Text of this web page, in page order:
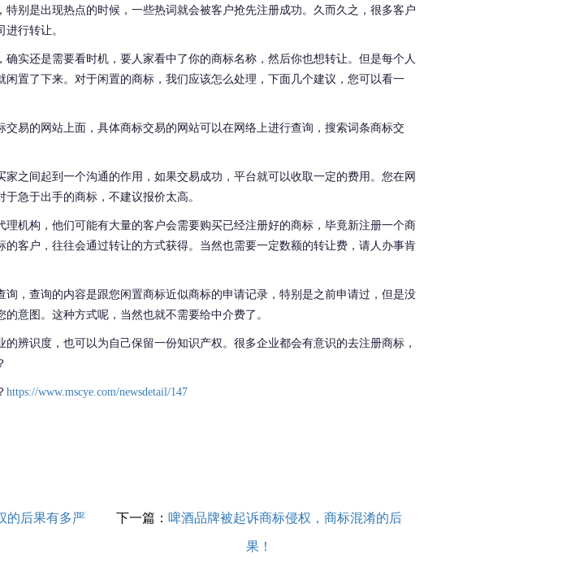
别是出现热点的时候，一些热词就会被客户抢先注册成功。久而久之，很多客户
行转让。
实还是需要看时机，要人家看中了你的商标名称，然后你也想转让。但是每个人
置了下来。对于闲置的商标，我们应该怎么处理，下面几个建议，您可以看一
易的网站上面，具体商标交易的网站可以在网络上进行查询，搜索词条商标交
之间起到一个沟通的作用，如果交易成功，平台就可以收取一定的费用。您在网
急于出手的商标，不建议报价太高。
机构，他们可能有大量的客户会需要购买已经注册好的商标，毕竟新注册一个商
客户，往往会通过转让的方式获得。当然也需要一定数额的转让费，请人办事肯
，查询的内容是跟您闲置商标近似商标的申请记录，特别是之前申请过，但是没
意图。这种方式呢，当然也就不需要给中介费了。
辨识度，也可以为自己保留一份知识产权。很多企业都会有意识的去注册商标，
https://www.mscye.com/newsdetail/147
的后果有多严 下一篇： 啤酒品牌被起诉商标侵权，商标混淆的后
果！